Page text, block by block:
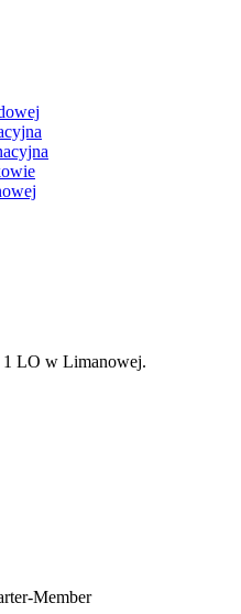
1 LO w Limanowej.